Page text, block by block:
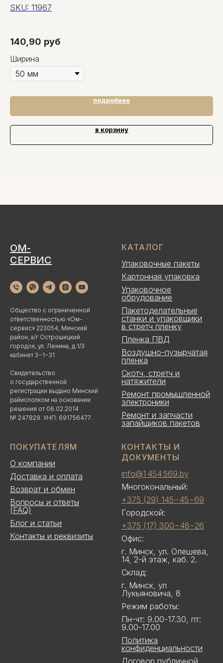
SKU: 11967
140,90 руб
Ширина
подробнее
в корзину
ОМ-
СЕРВИС
Общество с ограниченной
ответственностью «Ом-
сервис» 223054, Минский
район, а/г Острошицкий
городок, ул. Ленина, д 1/3
кабинет 3−1−31
Свидетельство
о государственной
регистрации выдано Минский
райисполком на основании
решения от 06.02.2014
№ 247829. УНП: 691756477.
КАТАЛОГ
Упаковочные пакеты
Картонная упаковка
Упаковочное
обрудование
Пакетоделательные
станки и упаковщики
в стретч пленку
Пленка ПВД
Воздушно-пузырчатая
пленка
Скотч, стретч и
натяжители
Ремонт промышленной
электроники
Ремонт и запчасти
запайщиков пакетов
ПОКУПАТЕЛЯМ
О компании
Доставка и оплата
Возврат и обмен
Вопросы и ответы
(FAQ)
Блог и статьи
Контакты и реквизиты
КОНТАКТЫ И
ДОКУМЕНТЫ
info@1 454 569.by
Многокональный:
+375 (29) 145−45−69
Городской:
+375 (17) 300−48−26
Офис:
г. Минск, ул. Олешева,
14, 2-й этаж, каб. 2.
Склад:
г. Минск, ул
Лукьяновича, 8
Режим работы:
Пн-чт: 9.00-17.30, пт:
9.00-17.00
Политика
конфиденциальности